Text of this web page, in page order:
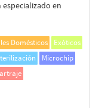
en
Domésticos
Exóticos
Microchip